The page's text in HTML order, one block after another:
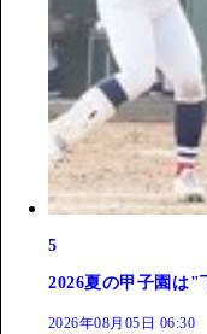
5
2026夏の甲子園は"
2026年08月05日 06:30